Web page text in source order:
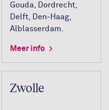
Gouda, Dordrecht,
Delft, Den-Haag,
Alblasserdam.
Meer info
Zwolle